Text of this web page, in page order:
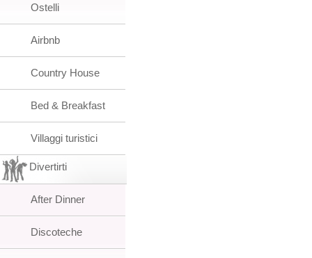
Ostelli
Airbnb
Country House
Bed & Breakfast
Villaggi turistici
Divertirti
After Dinner
Discoteche